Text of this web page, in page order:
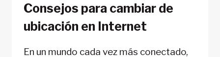
Consejos para cambiar de
ubicación en Internet
En un mundo cada vez más conectado,